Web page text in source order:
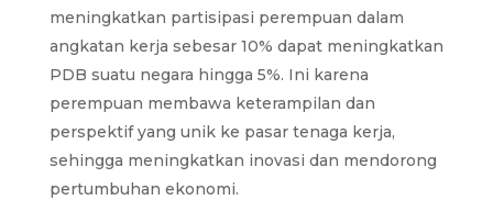
meningkatkan partisipasi perempuan dalam
angkatan kerja sebesar 10% dapat meningkatkan
PDB suatu negara hingga 5%. Ini karena
perempuan membawa keterampilan dan
perspektif yang unik ke pasar tenaga kerja,
sehingga meningkatkan inovasi dan mendorong
pertumbuhan ekonomi.